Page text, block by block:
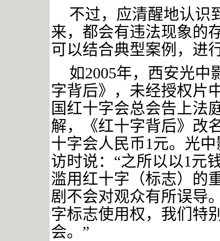
不过，应清醒地认识
来，都会有违法现象的
可以结合典型案例，进
如2005年，西安光中
字背后》，未经授权片
国红十字会总会告上法
解，《红十字背后》改
十字会人民币1元。光
访时说：“之所以以1元
滥用红十字（标志）的
剧不会对观众有所误导
字标志使用权，我们特
会。”